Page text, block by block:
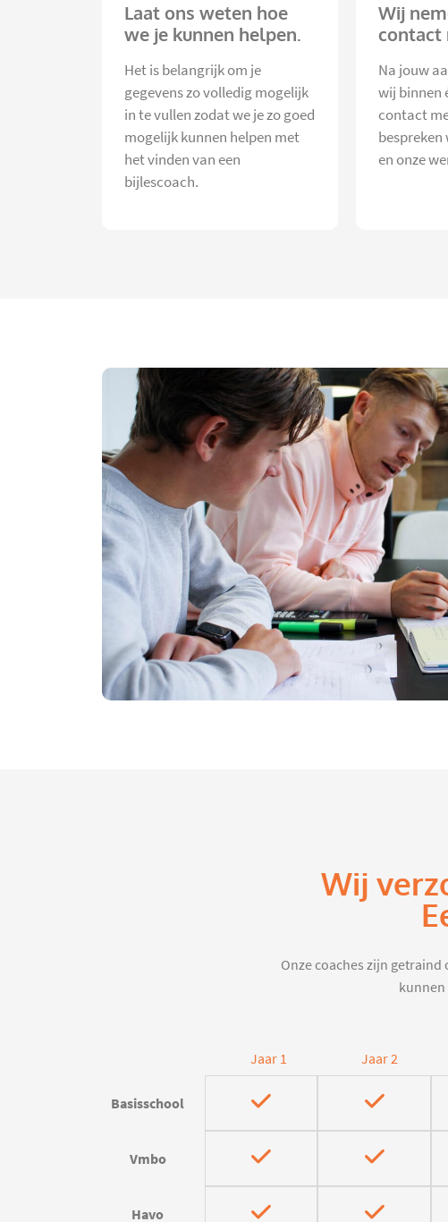
Laat ons weten hoe
we je kunnen helpen.
Het is belangrijk om je
gegevens zo volledig mogelijk
in te vullen zodat we je zo goed
mogelijk kunnen helpen met
het vinden van een
bijlescoach.
Wij
contact
Na jouw
wij binnen
contact
en onze
Wij
Onze coaches zijn
Jaar 1 Jaar 2
Basisschool
Vmbo
Havo